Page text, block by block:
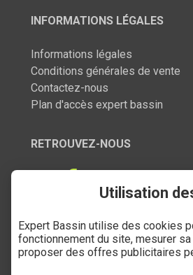
INFORMATIONS LÉGALES
Informations légales
Conditions générales de vente
Contactez-nous
Plan d'accès expert bassin
RETROUVEZ-NOUS
SERVICE CLIENT
03 27 89 21 52
Utilisation
Expert Bassin utilise des cookies
fonctionnement du site, mesurer
proposer des offres publicitaires